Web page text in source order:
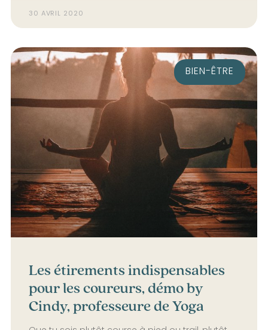
30 AVRIL 2020
BIEN-ÊTRE
Les étirements indispensables
pour les coureurs, démo by
Cindy, professeure de Yoga